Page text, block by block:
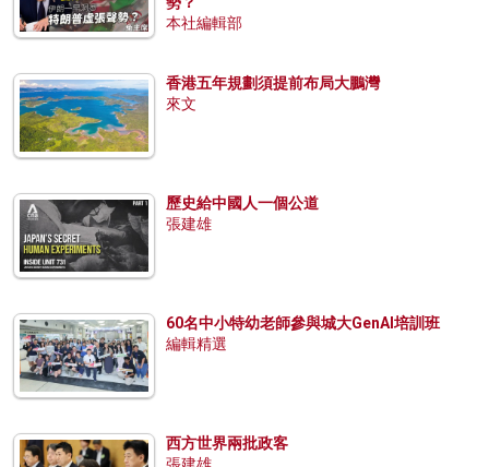
本社編輯部
香港五年規劃須提前布局大鵬灣
來文
歷史給中國人一個公道
張建雄
60名中小特幼老師參與城大GenAI培訓班
編輯精選
西方世界兩批政客
張建雄